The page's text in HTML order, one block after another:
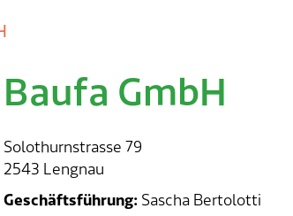
Skip
to
Baufa GmbH
Solothurnstrasse 79
2543 Lengnau
Geschäftsführung: Sascha Bertolotti